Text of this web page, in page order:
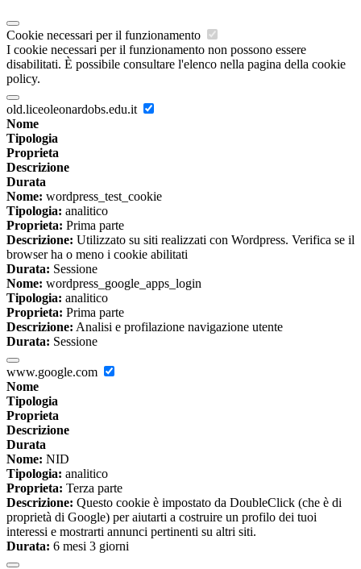
Cookie necessari per il funzionamento
I cookie necessari per il funzionamento non possono essere
disabilitati. È possibile consultare l'elenco nella pagina della cookie
policy.
old.liceoleonardobs.edu.it
Nome
Tipologia
Proprieta
Descrizione
Durata
Nome: wordpress_test_cookie
Tipologia: analitico
Proprieta: Prima parte
Descrizione: Utilizzato su siti realizzati con Wordpress. Verifica se il
browser ha o meno i cookie abilitati
Durata: Sessione
Nome: wordpress_google_apps_login
Tipologia: analitico
Proprieta: Prima parte
Descrizione: Analisi e profilazione navigazione utente
Durata: Sessione
www.google.com
Nome
Tipologia
Proprieta
Descrizione
Durata
Nome: NID
Tipologia: analitico
Proprieta: Terza parte
Descrizione: Questo cookie è impostato da DoubleClick (che è di
proprietà di Google) per aiutarti a costruire un profilo dei tuoi
interessi e mostrarti annunci pertinenti su altri siti.
Durata: 6 mesi 3 giorni